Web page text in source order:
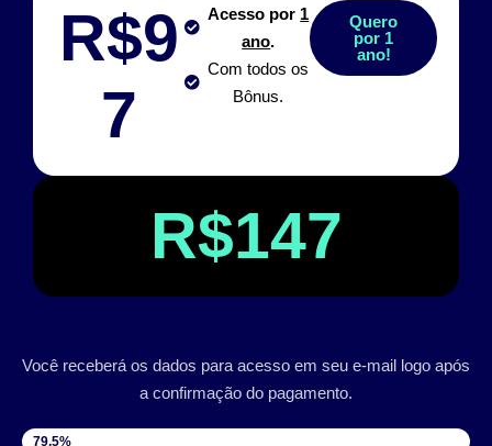
R$9
7
Acesso por 1
ano.
Com todos os
Bônus.
Quero
por 1
ano!
R$147
Você receberá os dados para acesso em seu e-mail logo após
a confirmação do pagamento.
VAGAS DISPONÍVEIS
79.5%